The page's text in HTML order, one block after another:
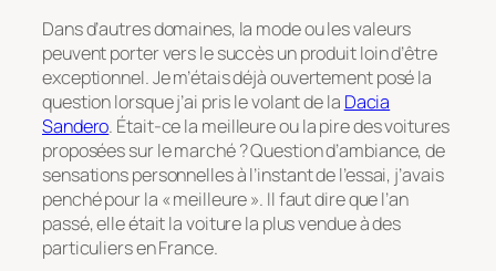
Dans d’autres domaines, la mode ou les valeurs
peuvent porter vers le succès un produit loin d’être
exceptionnel. Je m’étais déjà ouvertement posé la
question lorsque j’ai pris le volant de la Dacia
Sandero. Était-ce la meilleure ou la pire des voitures
proposées sur le marché ? Question d’ambiance, de
sensations personnelles à l’instant de l’essai, j’avais
penché pour la « meilleure ». Il faut dire que l’an
passé, elle était la voiture la plus vendue à des
particuliers en France.